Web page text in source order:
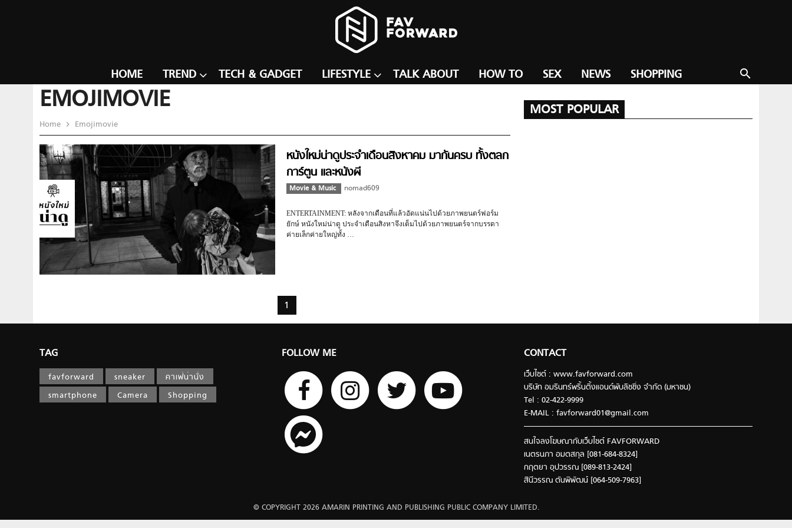
search
HOME TREND TECH & GADGET LIFESTYLE TALK ABOUT HOW TO SEX NEWS SHOPPING
EMOJIMOVIE
Home Emojimovie
หนังใหม่น่าดูประจำเดือนสิงหาคม มากันครบ ทั้งตลก
การ์ตูน และหนังผี
Movie & Music nomad609
ENTERTAINMENT: หลังจากเดือนที่แล้วอัดแน่นไปด้วยภาพยนตร์ฟอร์ม
ยักษ์ หนังใหม่น่าดู ประจำเดือนสิงหาจึงเต็มไปด้วยภาพยนตร์จากบรรดา
ค่ายเล็กค่ายใหญ่ทั้ง …
1
MOST POPULAR
TAG
favforward sneaker
คาเฟ่น่านั่ง
smartphone
Camera Shopping
FOLLOW ME CONTACT
เว็บไซต์ : www.favforward.com
บริษัท อมรินทร์พริ้นติ้งแอนด์พับลิชชิ่ง จำกัด (มหาชน)
Tel : 02-422-9999
E-MAIL : favforward01@gmail.com
สนใจลงโฆษณากับเว็บไซต์ FAVFORWARD
เนตรนภา อมตสกุล [081-684-8324]
กฤตยา อุปวรรณ [089-813-2424]
สินีวรรณ ตันพิพัฒน์ [064-509-7963]
© COPYRIGHT 2026 AMARIN PRINTING AND PUBLISHING PUBLIC COMPANY LIMITED.